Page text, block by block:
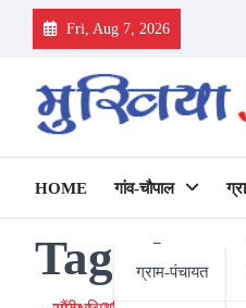
Fri, Aug 7, 2026
HOME गांव-चौपाल
ग्राम-पंचायत
Tag: